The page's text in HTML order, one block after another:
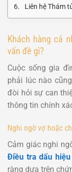
Liên hệ Thám
Khách hàng cá
vấn đề gì?
Cuộc sống gia
phải lúc nào
đòi hỏi sự can
thông tin chính
Nghi ngờ vợ hoặc
Cảm giác nghi
Điều tra dấu
ràng dựa trên